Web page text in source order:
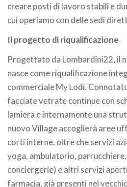
creare posti di lavoro stabili e
cui operiamo con delle sedi
Il progetto di riqualificazione
Progettato da Lombardini22, il
nasce come riqualificazione
commerciale My Lodi.
facciate vetrate continue con
lamiera e internamente una
nuovo Village accoglierà aree
corti interne, oltre che servizi
yoga, ambulatorio,
conciergerie) e altri servizi
farmacia, già presenti nel